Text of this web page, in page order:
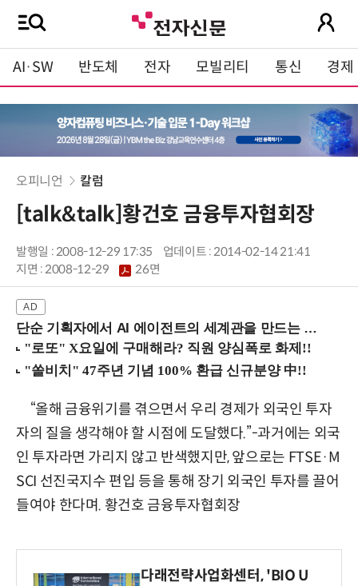
AI·SW 반도체 전자 모빌리티 통신 경제
오피니언 칼럼
[talk&talk]황건호 금융투자협회장
발행일 : 2008-12-29 17:35
업데이트 : 2014-02-14 21:41
지면 :2008-12-29 26면
단순 기획자에서 AI 에이전트의 세계관을 만드는 지식 설계자로.. (8/20 강남역)
“올해 금융위기를 겪으면서 우리 경제가 외국인 투자
자의 질을 생각해야 할 시점에 도달했다.”-과거에는 외국
인 투자라면 가리지 않고 반색했지만, 앞으로는 FTSE·M
SCI 선진국지수 편입 등을 통해 장기 외국인 투자를 끌어
들여야 한다며. 황건호 금융투자협회장
다래전략사업화센터, 'BIO U